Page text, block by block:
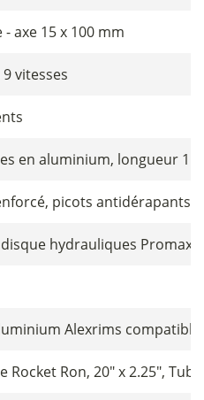
- axe 15 x 100 mm
vitesses
en aluminium, longueur
picots antidérapants,
hydrauliques Promax
Alexrims
Rocket Ron, 20" x 2.25",